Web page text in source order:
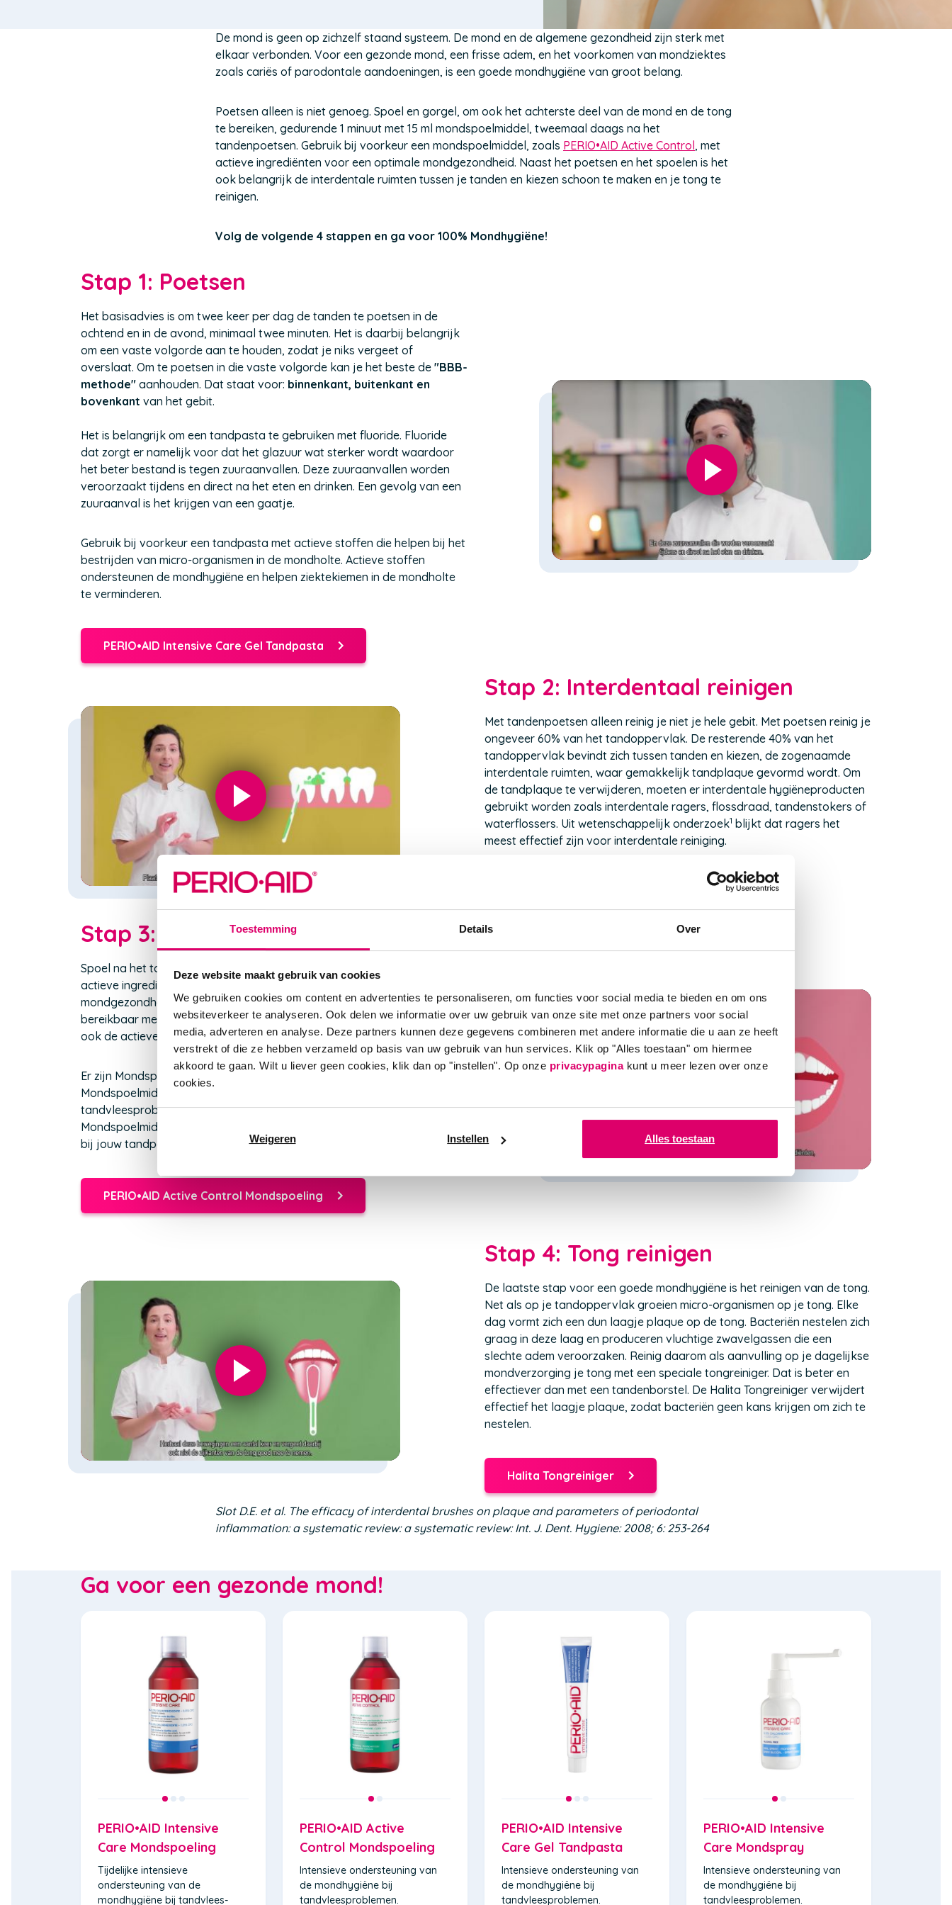
Toestemming Details Over
Deze website maakt gebruik van cookies
We gebruiken cookies om content en advertenties te personaliseren, om functies voor social media te bieden en om ons
websiteverkeer te analyseren. Ook delen we informatie over uw gebruik van onze site met onze partners voor social
media, adverteren en analyse. Deze partners kunnen deze gegevens combineren met andere informatie die u aan ze heeft
verstrekt of die ze hebben verzameld op basis van uw gebruik van hun services. Klik op "Alles toestaan" om hiermee
akkoord te gaan. Wilt u liever geen cookies, klik dan op "instellen". Op onze privacypaginakunt u meer lezen over onze
cookies.
Weigeren Instellen Alles toestaan
De mond is geen op zichzelf staand systeem. De mond en de algemene gezondheid zijn sterk met
elkaar verbonden. Voor een gezonde mond, een frisse adem, en het voorkomen van mondziektes
zoals cariës of parodontale aandoeningen, is een goede mondhygiëne van groot belang.
Poetsen alleen is niet genoeg. Spoel en gorgel, om ook het achterste deel van de mond en de tong
te bereiken, gedurende 1 minuut met 15 ml mondspoelmiddel, tweemaal daags na het
tandenpoetsen. Gebruik bij voorkeur een mondspoelmiddel, zoals PERIO•AID Active Control, met
actieve ingrediënten voor een optimale mondgezondheid. Naast het poetsen en het spoelen is het
ook belangrijk de interdentale ruimten tussen je tanden en kiezen schoon te maken en je tong te
reinigen.
Volg de volgende 4 stappen en ga voor 100% Mondhygiëne!
Stap 1: Poetsen
Het basisadvies is om twee keer per dag de tanden te poetsen in de
ochtend en in de avond, minimaal twee minuten. Het is daarbij belangrijk
om een vaste volgorde aan te houden, zodat je niks vergeet of
overslaat. Om te poetsen in die vaste volgorde kan je het beste de "BBB-
methode" aanhouden. Dat staat voor: binnenkant, buitenkant en
bovenkant van het gebit.
Het is belangrijk om een tandpasta te gebruiken met fluoride. Fluoride
dat zorgt er namelijk voor dat het glazuur wat sterker wordt waardoor
het beter bestand is tegen zuuraanvallen. Deze zuuraanvallen worden
veroorzaakt tijdens en direct na het eten en drinken. Een gevolg van een
zuuraanval is het krijgen van een gaatje.
Gebruik bij voorkeur een tandpasta met actieve stoffen die helpen bij het
bestrijden van micro-organismen in de mondholte. Actieve stoffen
ondersteunen de mondhygiëne en helpen ziektekiemen in de mondholte
te verminderen.
PERIO•AID Intensive Care Gel Tandpasta
Stap 2: Interdentaal reinigen
Met tandenpoetsen alleen reinig je niet je hele gebit. Met poetsen reinig je
ongeveer 60% van het tandoppervlak. De resterende 40% van het
tandoppervlak bevindt zich tussen tanden en kiezen, de zogenaamde
interdentale ruimten, waar gemakkelijk tandplaque gevormd wordt. Om
de tandplaque te verwijderen, moeten er interdentale hygiëneproducten
gebruikt worden zoals interdentale ragers, flossdraad, tandenstokers of
waterflossers. Uit wetenschappelijk onderzoek1 blijkt dat ragers het
meest effectief zijn voor interdentale reiniging.
in
venster)
Stap 3: Spoelen
Spoel na het tandenpoetsen na met een Mondspoelmiddel. Zo blijven de
actieve ingrediënten langer in de mond en van positieve invloed op jouw
mondgezondheid. Niet alle tanden en kiezen zijn niet even goed
bereikbaar met een tandenborstel. Een Mondspoelmiddel en daarmee
ook de actieve ingrediënten komen op deze moeilijk bereikbare plaatsen.
Er zijn Mondspoelmiddelen voor dagelijks gebruik en er zijn
Mondspoelmiddelen die je kan gebruiken bij bijvoorbeeld ernstige
tandvleesproblemen of behandelingen. Als je dagelijks een
Mondspoelmiddel wil gebruiken, kies dan een Mondspoelmiddel die hoort
bij jouw tandpasta. Kies altijd een Mondspoelmiddel
PERIO•AID Active Control Mondspoeling
Stap 4: Tong reinigen
De laatste stap voor een goede mondhygiëne is het reinigen van de tong.
Net als op je tandoppervlak groeien micro-organismen op je tong. Elke
dag vormt zich een dun laagje plaque op de tong. Bacteriën nestelen zich
graag in deze laag en produceren vluchtige zwavelgassen die een
slechte adem veroorzaken. Reinig daarom als aanvulling op je dagelijkse
mondverzorging je tong met een speciale tongreiniger. Dat is beter en
effectiever dan met een tandenborstel. De Halita Tongreiniger verwijdert
effectief het laagje plaque, zodat bacteriën geen kans krijgen om zich te
nestelen.
Halita Tongreiniger
(Opent
in
een
nieuw
venster)
Slot D.E. et al. The efficacy of interdental brushes on plaque and parameters of periodontal
inflammation: a systematic review: a systematic review: Int. J. Dent. Hygiene: 2008; 6: 253-264
Ga voor een gezonde mond!
PERIO•AID Intensive
Care Mondspoeling
Tijdelijke intensieve
ondersteuning van de
mondhygiëne bij tandvlees-
PERIO•AID Active
Control Mondspoeling
Intensieve ondersteuning van
de mondhygiëne bij
tandvleesproblemen.
PERIO•AID Intensive
Care Gel Tandpasta
Intensieve ondersteuning van
de mondhygiëne bij
tandvleesproblemen.
PERIO•AID Intensive
Care Mondspray
Intensieve ondersteuning van
de mondhygiëne bij
tandvleesproblemen.